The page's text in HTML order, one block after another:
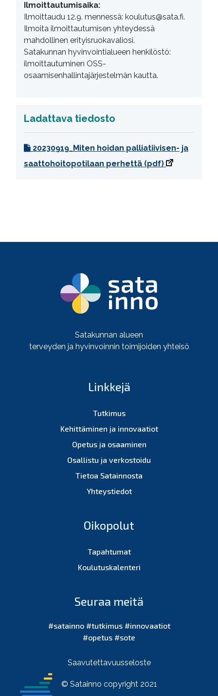
Ilmoittautumisaika:
Ilmoittaudu 12.9. mennessä: koulutus@sata.fi.
Ilmoita ilmoittautumisen yhteydessä
mahdollinen erityisruokavaliosi.
Satakunnan hyvinvointialueen henkilöstö:
ilmoittautuminen OSS-
osaamisenhallintajärjestelmän kautta.
Ladattava tiedosto
20230919_Miten hoidan palliatiivisen- ja
saattohoitopotilaan perhettä (pdf)
Satakunnan alueen
terveyden ja hyvinvoinnin toimijoiden yhteisö
Linkkejä
Tutkimus
Kehittäminen ja innovaatiot
Opetus ja osaaminen
Osallistu ja verkostoidu
Tietoa Satainnosta
Yhteystiedot
Oikopolut
Tapahtumat
Koulutuskalenteri
Seuraa meitä
#satainno #tutkimus #innovaatiot
#opetus #sote
Saavutettavuusseloste
© Satainno copyright 2021